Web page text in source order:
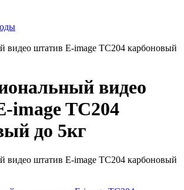
видео штатив E-image TC204 карбоновый
видео
image TC204
до 5кг
видео штатив E-image TC204 карбоновый